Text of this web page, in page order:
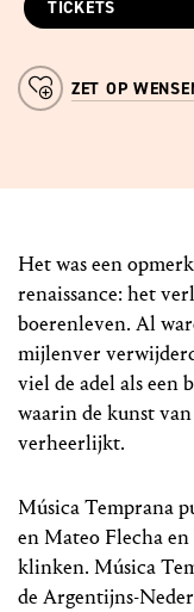
Het was een
renaissance: het
boerenleven. Al
mijlenver
viel de adel als een
waarin de kunst
verheerlijkt.
Música Temprana
en Mateo Flecha
klinken. Música
de Argentijns-
TICKETS
ZET OP